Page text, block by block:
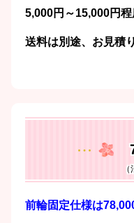
5,000円～15,000円程
送料は別途、お見積
前輪固定仕様は